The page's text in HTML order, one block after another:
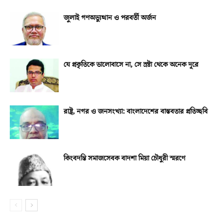
জুলাই গণঅভ্যুত্থান ও পরবর্তী অর্জন
যে প্রকৃতিকে ভালোবাসে না, সে স্রষ্টা থেকে অনেক দূরে
রাষ্ট্র, নগর ও জনসংখ্যা: বাংলাদেশের বাস্তবতার প্রতিচ্ছবি
কিংবদন্তি সমাজসেবক বাদশা মিয়া চৌধুরী স্মরণে